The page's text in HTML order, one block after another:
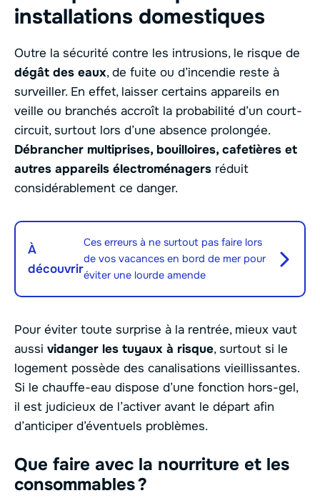
installations domestiques
Outre la sécurité contre les intrusions, le risque de
dégât des eaux, de fuite ou d’incendie reste à
surveiller. En effet, laisser certains appareils en
veille ou branchés accroît la probabilité d’un court-
circuit, surtout lors d’une absence prolongée.
Débrancher multiprises, bouilloires, cafetières et
autres appareils électroménagers réduit
considérablement ce danger.
À
découvrir
Ces erreurs à ne surtout pas faire lors
de vos vacances en bord de mer pour
éviter une lourde amende
Pour éviter toute surprise à la rentrée, mieux vaut
aussi vidanger les tuyaux à risque, surtout si le
logement possède des canalisations vieillissantes.
Si le chauffe-eau dispose d’une fonction hors-gel,
il est judicieux de l’activer avant le départ afin
d’anticiper d’éventuels problèmes.
Que faire avec la nourriture et les
consommables ?